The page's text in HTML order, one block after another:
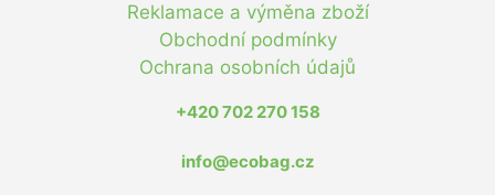
Reklamace a výměna zboží
Obchodní podmínky
Ochrana osobních údajů
+420 702 270 158
info@ecobag.cz